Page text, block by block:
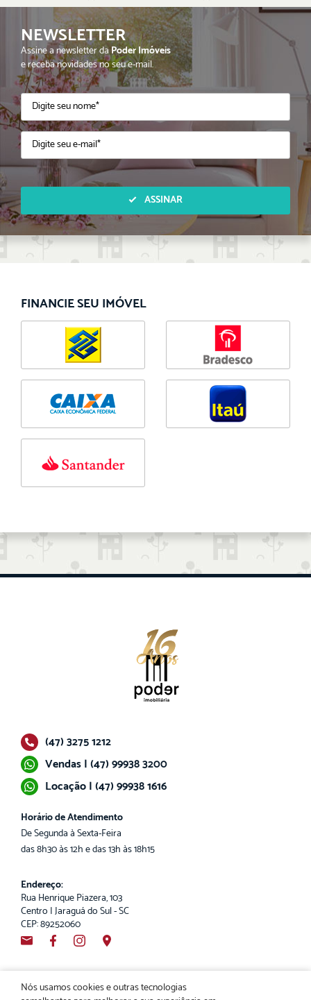
Nós usamos cookies e outras tecnologias
NEWSLETTER
Assine a newsletter daPoder Imóveis
e receba novidades no seu e-mail.
ASSINAR
FINANCIE SEU IMÓVEL
(47) 3275 1212
Vendas | (47) 99938 3200
Locação | (47) 99938 1616
Horário de Atendimento
De Segunda à Sexta-Feira
das 8h30 às 12h e das 13h às 18h15
Endereço:
Rua Henrique Piazera, 103
Centro | Jaraguá do Sul - SC
CEP: 89252060